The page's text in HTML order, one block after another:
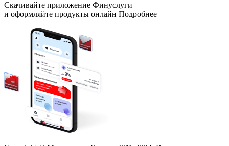
Скачивайте приложение Финуслуги
и оформляйте продукты онлайн Подробнее